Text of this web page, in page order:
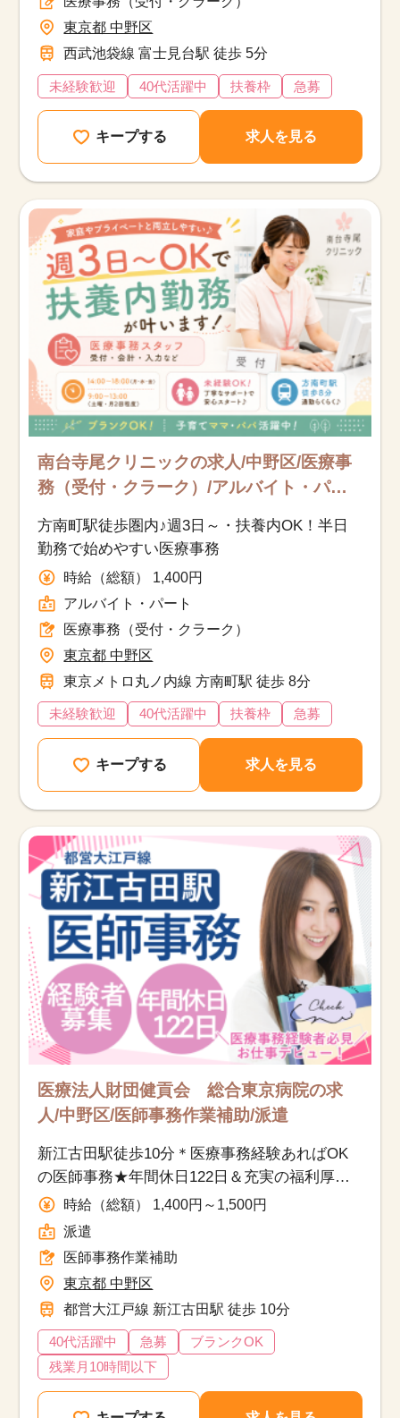
東京都 中野区
西武池袋線 富士見台駅 徒歩 5分
未経験歓迎 40代活躍中 扶養枠 急募
キープする 求人を見る
南台寺尾クリニックの求人/中野区/医療事
務（受付・クラーク）/アルバイト・パー
方南町駅徒歩圏内♪週3日～・扶養内OK！半日
勤務で始めやすい医療事務
時給（総額） 1,400円
アルバイト・パート
医療事務（受付・クラーク）
東京都 中野区
東京メトロ丸ノ内線 方南町駅 徒歩 8分
未経験歓迎 40代活躍中 扶養枠 急募
キープする 求人を見る
医療法人財団健貢会 総合東京病院の求
人/中野区/医師事務作業補助/派遣
新江古田駅徒歩10分＊医療事務経験あればOK
の医師事務★年間休日122日＆充実の福利厚
生！時給（総額） 1,400円～1,500円
派遣
医師事務作業補助
東京都 中野区
都営大江戸線 新江古田駅 徒歩 10分
40代活躍中 急募
ブランクOK
残業月10時間以下